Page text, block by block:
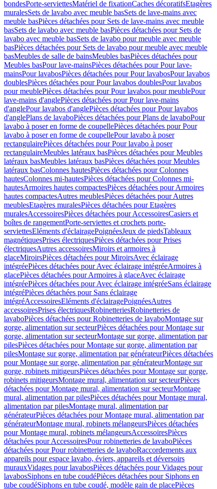
bondesPorte-serviettesMatériel de fixationCaches décoratifsEtagères
muralesSets de lavabo avec meuble basSets de lave-mains avec
meuble basPièces détachées pour Sets de lave-mains avec meuble
basSets de lavabo avec meuble basPièces détachées pour Sets de
lavabo avec meuble basSets de lavabo pour meuble avec meuble
basPièces détachées pour Sets de lavabo pour meuble avec meuble
basMeubles de salle de bainsMeubles basPièces détachées pour
Meubles basPour lave-mainsPièces détachées pour Pour lave-
mainsPour lavabosPièces détachées pour Pour lavabosPour lavabos
doublesPièces détachées pour Pour lavabos doublesPour lavabos
pour meublePièces détachées pour Pour lavabos pour meublePour
lave-mains d'anglePièces détachées pour Pour lave-mains
d'anglePour lavabos d'anglePièces détachées pour Pour lavabos
d'anglePlans de lavaboPièces détachées pour Plans de lavaboPour
lavabo à poser en forme de coupellePièces détachées pour Pour
lavabo à poser en forme de coupellePour lavabo à poser
rectangulairePièces détachées pour Pour lavabo à poser
rectangulaireMeubles latéraux basPièces détachées pour Meubles
latéraux basMeubles latéraux basPièces détachées pour Meubles
latéraux basColonnes hautesPièces détachées pour Colonnes
hautesColonnes mi-hautesPièces détachées pour Colonnes mi-
hautesArmoires hautes compactesPièces détachées pour Armoires
hautes compactesAutres meublesPièces détachées pour Autres
meublesEtagères muralesPièces détachées pour Etagères
muralesAccessoiresPièces détachées pour AccessoiresCasiers et
boîtes de rangementPorte-serviettes et crochets porte-
serviettesEléments d'éclairagePoignéesJeux de piedsTableaux
magnétiquesPrises électriquesPièces détachées pour Prises
électriquesAutres accessoiresMiroirs et armoires à
glaceMiroirsPièces détachées pour MiroirsAvec éclairage
intégréePièces détachées pour Avec éclairage intégréeArmoires à
glacePièces détachées pour Armoires à glaceAvec éclairage
intégréePièces détachées pour Avec éclairage intégréeSans éclairage
intégréPièces détachées pour Sans éclairage
intégréAccessoiresEléments d'éclairagePoignéesAutres
accessoiresPrises électriquesRobinetteriesRobinetteries de
lavaboPièces détachées pour Robinetteries de lavaboMontage sur
gorge, alimentation sur secteurPièces détachées pour Montage sur
gorge, alimentation sur secteurMontage sur gorge, alimentation par
pilesPièces détachées pour Montage sur gorge, alimentation par
pilesMontage sur gorge, alimentation par générateurPièces détachées
pour Montage sur gorge, alimentation par générateurMontage sur
gorge, robinets mitigeursPièces détachées pour Montage sur gorge,
robinets mitigeursMontage mural, alimentation sur secteurPièces
détachées pour Montage mural, alimentation sur secteurMontage
mural, alimentation par pilesPièces détachées pour Montage mural,
alimentation par pilesMontage mural, alimentation par
générateurPièces détachées pour Montage mural, alimentation par
générateurMontage mural, robinets mélangeursPièces détachées
pour Montage mural, robinets mélangeursAccessoiresPièces
détachées pour AccessoiresPour robinetteries de lavaboPièces
détachées pour Pour robinetteries de lavaboRaccordements aux
appareils pour espace lavabo, éviers, appareils et déversoirs
murauxVidages pour lavabosPièces détachées pour Vidages pour
lavabosSiphons en tube coudéPièces détachées pour Siphons en
tube coudéSiphons en tube coudé, modèle gain de placePièces